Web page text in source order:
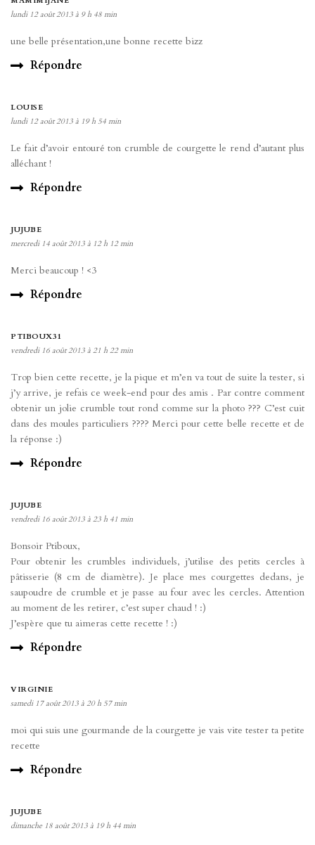
lundi 12 août 2013 à 9 h 48 min
une belle présentation,une bonne recette bizz
Répondre
LOUISE
lundi 12 août 2013 à 19 h 54 min
Le fait d’avoir entouré ton crumble de courgette le rend d’autant plus
alléchant !
Répondre
JUJUBE
mercredi 14 août 2013 à 12 h 12 min
Merci beaucoup ! <3
Répondre
PTIBOUX31
vendredi 16 août 2013 à 21 h 22 min
Trop bien cette recette, je la pique et m’en va tout de suite la tester, si
j’y arrive, je refais ce week-end pour des amis . Par contre comment
obtenir un jolie crumble tout rond comme sur la photo ??? C’est cuit
dans des moules particuliers ???? Merci pour cette belle recette et de
la réponse :)
Répondre
JUJUBE
vendredi 16 août 2013 à 23 h 41 min
Bonsoir Ptiboux,
Pour obtenir les crumbles individuels, j’utilise des petits cercles à
pâtisserie (8 cm de diamètre). Je place mes courgettes dedans, je
saupoudre de crumble et je passe au four avec les cercles. Attention
au moment de les retirer, c’est super chaud ! :)
J’espère que tu aimeras cette recette ! :)
Répondre
VIRGINIE
samedi 17 août 2013 à 20 h 57 min
moi qui suis une gourmande de la courgette je vais vite tester ta petite
recette
Répondre
JUJUBE
dimanche 18 août 2013 à 19 h 44 min